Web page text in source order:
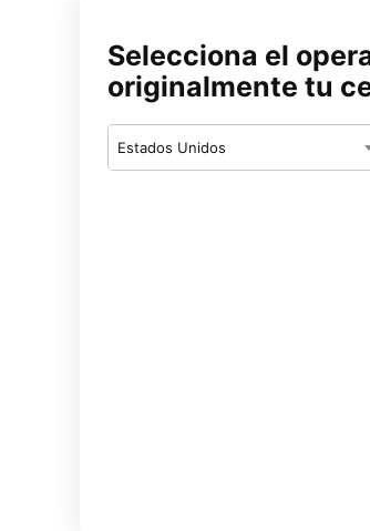
Selecciona el
originalmente tu
Estados Unidos